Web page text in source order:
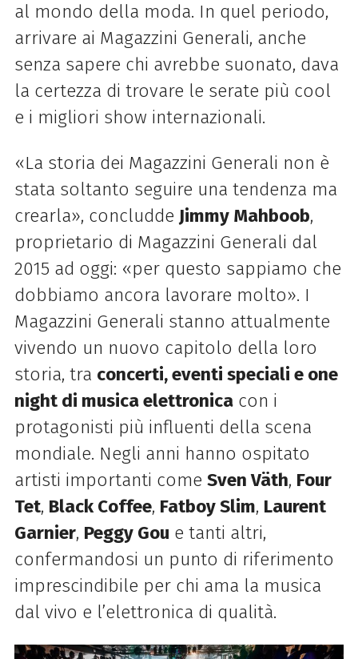
al mondo della moda. In quel periodo,
arrivare ai Magazzini Generali, anche
senza sapere chi avrebbe suonato, dava
la certezza di trovare le serate più cool
e i migliori show internazionali.
«La storia dei Magazzini Generali non è
stata soltanto seguire una tendenza ma
crearla», concludde Jimmy Mahboob,
proprietario di Magazzini Generali dal
2015 ad oggi: «per questo sappiamo che
dobbiamo ancora lavorare molto». I
Magazzini Generali stanno attualmente
vivendo un nuovo capitolo della loro
storia, tra concerti, eventi speciali e one
night di musica elettronicacon i
protagonisti più influenti della scena
mondiale. Negli anni hanno ospitato
artisti importanti come Sven Väth, Four
Tet, Black Coffee, Fatboy Slim, Laurent
Garnier, Peggy Gou e tanti altri,
confermandosi un punto di riferimento
imprescindibile per chi ama la musica
dal vivo e l’elettronica di qualità.